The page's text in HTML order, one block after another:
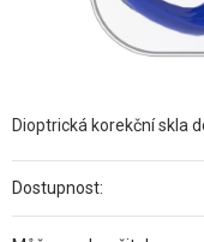
Dioptrická korekční skla
Dostupnost: